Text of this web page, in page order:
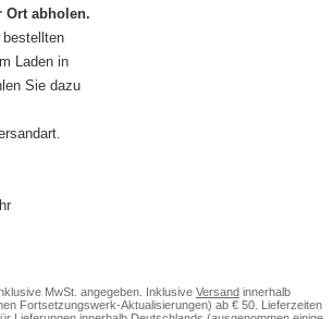
Ort abholen.
bestellten
Laden in
Sie dazu
MwSt. angegeben. Inklusive Versand innerhalb
Fortsetzungswerk-Aktualisierungen) ab € 50. Lieferzeiten